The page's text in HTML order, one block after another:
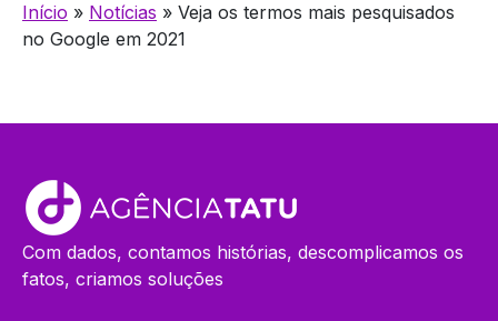
Início » Notícias » Veja os termos mais pesquisados
no Google em 2021
Com dados, contamos histórias, descomplicamos os
fatos, criamos soluções